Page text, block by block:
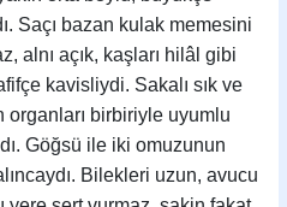
Saçı bazan kulak memesini
alnı açık, kaşları hilâl gibi
kavisliydi. Sakalı sık ve
organları birbiriyle uyumlu
Göğsü ile iki omuzunun
Bilekleri uzun, avucu